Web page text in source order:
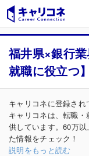
福井県×銀行
就職に役立つ】
キャリコネに登録され
キャリコネは、転職
供しています。60万
た情報をチェック！
説明をもっと読む